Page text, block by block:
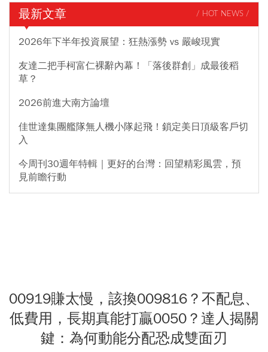
最新文章 / HOT NEWS /
2026年下半年投資展望：狂熱漲勢 vs 嚴峻現實
友達二把手柯富仁裸辭內幕！「落後群創」成最後稻
草？
2026前進大南方論壇
佳世達集團艦隊無人機小隊起飛！鎖定美日頂級客戶切
入
今周刊30週年特輯｜更好的台灣：回望精彩風雲，預
見前瞻行動
00919賺太慢，該換009816？不配息、
低費用，長期真能打贏0050？達人揭關
鍵：為何動能分配恐成雙面刃